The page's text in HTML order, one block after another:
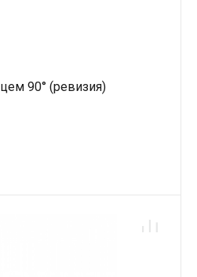
90° (ревизия)